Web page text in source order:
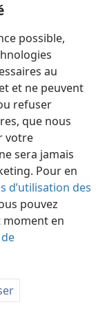
possible,
au
et ne peuvent
refuser
que nous
votre
sera jamais
Pour en
d’utilisation des
pouvez
en
de nouveaux
de Dieu en se
niveau de
Leur intégrité
Dieu et
de
selon la chair,
les
de fondement
21:12-14
non seulement
il cherche